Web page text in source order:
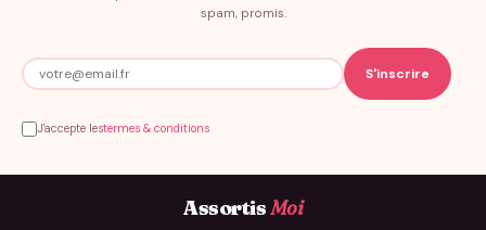
spam, promis.
J'accepte lestermes & conditions
AssortisMoi